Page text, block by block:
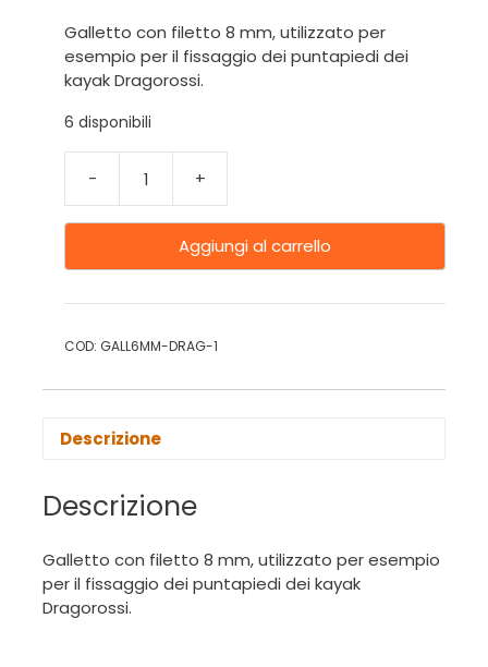
Galletto con filetto 8 mm, utilizzato per
esempio per il fissaggio dei puntapiedi dei
kayak Dragorossi.
6 disponibili
- +
Aggiungi al carrello
COD: GALL6MM-DRAG-1
Descrizione
Descrizione
Galletto con filetto 8 mm, utilizzato per esempio
per il fissaggio dei puntapiedi dei kayak
Dragorossi.